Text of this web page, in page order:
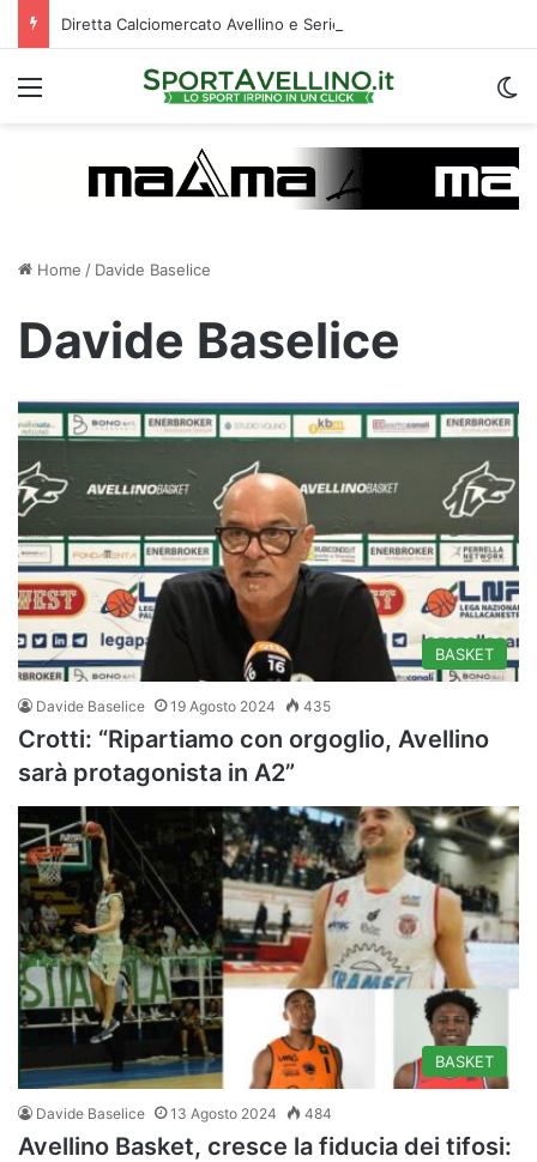
Menu
Home / Davide Baselice
Davide Baselice
BASKET
Davide Baselice 19 Agosto 2024 435
Crotti: “Ripartiamo con orgoglio, Avellino
sarà protagonista in A2”
BASKET
Davide Baselice 13 Agosto 2024 484
Avellino Basket, cresce la fiducia dei tifosi: